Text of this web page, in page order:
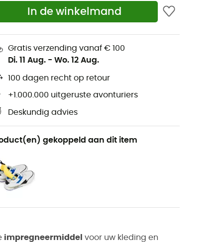
In de winkelmand
Gratis verzending vanaf € 100
Di. 11 Aug. - Wo. 12 Aug.
100 dagen recht op retour
+1.000.000 uitgeruste avonturiers
Deskundig advies
gekoppeld aan dit item
impregneermiddel voor uw kleding en